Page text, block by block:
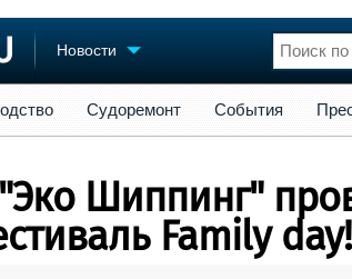
Новости
площадка
объявлений
флота
Конференции
Личности
Словарь
Судоремонт События
Шиппинг"
Family day!